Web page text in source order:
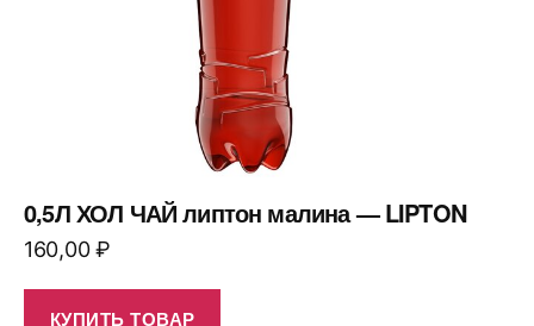
0,5Л ХОЛ ЧАЙ липтон малина — LIPTON
160,00₽
КУПИТЬ ТОВАР